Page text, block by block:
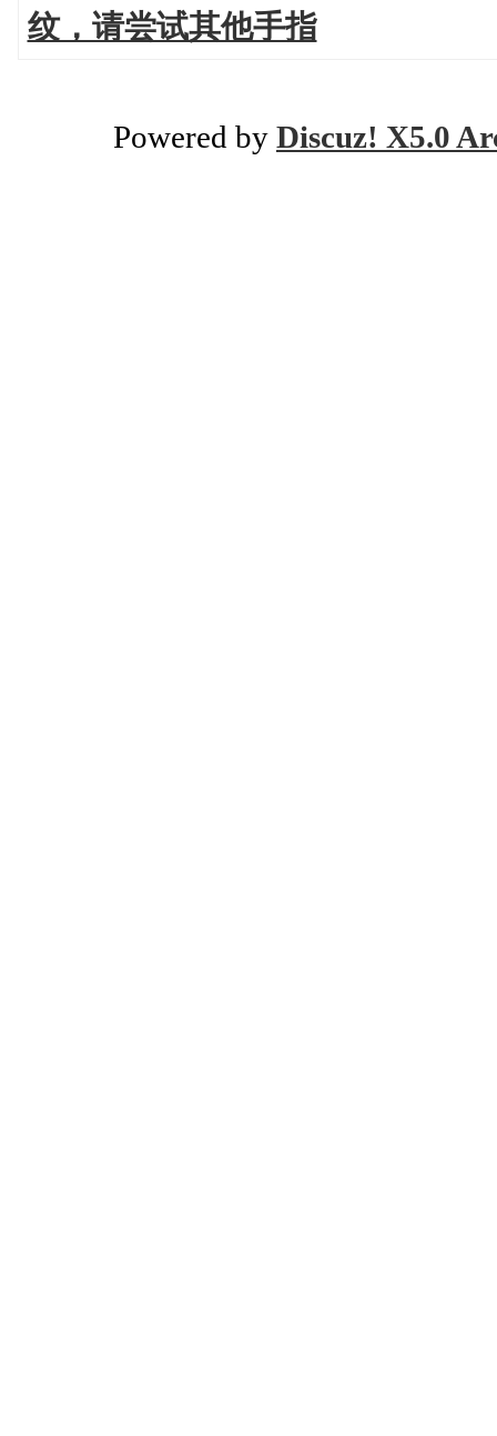
纹，请尝试其他手指
Powered by Discuz! X5.0